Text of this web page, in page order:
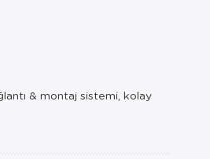
& montaj sistemi, kolay